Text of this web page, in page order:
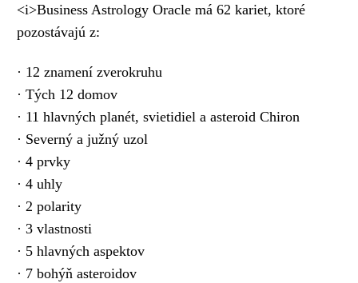
<i>Business Astrology Oracle má 62 kariet, ktoré
pozostávajú z:
· 12 znamení zverokruhu
· Tých 12 domov
· 11 hlavných planét, svietidiel a asteroid Chiron
· Severný a južný uzol
· 4 prvky
· 4 uhly
· 2 polarity
· 3 vlastnosti
· 5 hlavných aspektov
· 7 bohýň asteroidov